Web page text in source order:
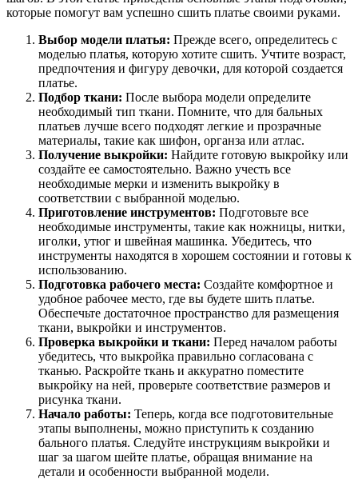
которые помогут вам успешно сшить платье своими руками.
Выбор модели платья: Прежде всего, определитесь с
моделью платья, которую хотите сшить. Учтите возраст,
предпочтения и фигуру девочки, для которой создается
платье.
Подбор ткани: После выбора модели определите
необходимый тип ткани. Помните, что для бальных
платьев лучше всего подходят легкие и прозрачные
материалы, такие как шифон, органза или атлас.
Получение выкройки: Найдите готовую выкройку или
создайте ее самостоятельно. Важно учесть все
необходимые мерки и изменить выкройку в
соответствии с выбранной моделью.
Приготовление инструментов: Подготовьте все
необходимые инструменты, такие как ножницы, нитки,
иголки, утюг и швейная машинка. Убедитесь, что
инструменты находятся в хорошем состоянии и готовы к
использованию.
Подготовка рабочего места: Создайте комфортное и
удобное рабочее место, где вы будете шить платье.
Обеспечьте достаточное пространство для размещения
ткани, выкройки и инструментов.
Проверка выкройки и ткани: Перед началом работы
убедитесь, что выкройка правильно согласована с
тканью. Раскройте ткань и аккуратно поместите
выкройку на ней, проверьте соответствие размеров и
рисунка ткани.
Начало работы: Теперь, когда все подготовительные
этапы выполнены, можно приступить к созданию
бального платья. Следуйте инструкциям выкройки и
шаг за шагом шейте платье, обращая внимание на
детали и особенности выбранной модели.